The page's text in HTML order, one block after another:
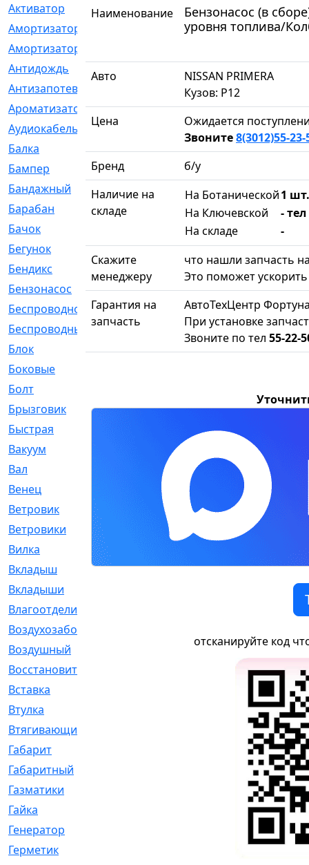
Активатор
[1]
Амортизатор
Амортизаторы
Антидождь
Антизапотеватель
Ароматизатор
[35]
Аудиокабель
Балка
[58]
Бампер
[137]
Бандажный
[6]
Барабан
Бачок
Бегунок
[21]
Бендикс
[26]
Бензонасос
[17]
Беспроводное
[2]
Беспроводные
[1]
Блок
[81]
Боковые
Болт
Брызговик
[77]
Быстрая
Вакуум
Вал
Венец
Ветровик
Ветровики
Вилка
Вкладыш
[41]
Вкладыши
Влагоотделитель
Воздухозаборник
Воздушный
Восстановительный
Вставка
Втулка
Втягивающий
Габарит
Габаритный
Газматики
Гайка
Генератор
Герметик
Наименование
Бензонасос (в
уровня топлива/
Авто
NISSAN PRIMERA
Кузов: P12
Цена
Ожидается
Звоните8(3012)55-23-
Бренд
б/у
Наличие на
складе
На Ботанической1
На Ключевской
- тел
На складе
-
Скажите
менеджеру
что нашли запчасть
Это поможет ускорить
Гарантия на
запчасть
АвтоТехЦентр
При установке
Звоните по тел 55-22-
отсканируйте код